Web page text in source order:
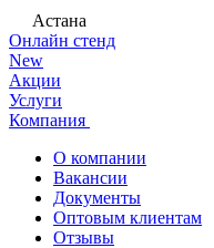
Астана
Онлайн стенд
New
Акции
Услуги
Компания
О компании
Вакансии
Документы
Оптовым клиентам
Отзывы